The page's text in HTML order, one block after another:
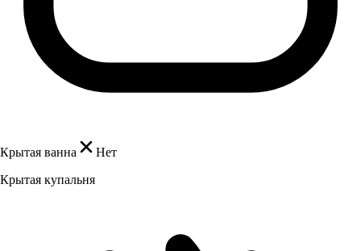
Крытая ванна
Нет
Крытая купальня